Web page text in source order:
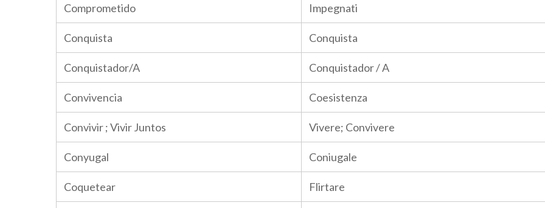
Comprometido Impegnati
Conquista Conquista
Conquistador/A Conquistador / A
Convivencia Coesistenza
Convivir ; Vivir Juntos Vivere; Convivere
Conyugal Coniugale
Coquetear Flirtare